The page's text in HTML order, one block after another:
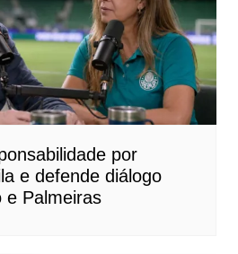
por
e defende diálogo
e Palmeiras